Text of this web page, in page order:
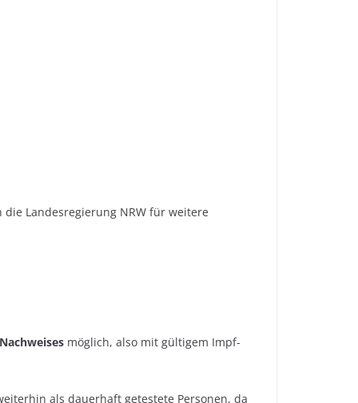
Landesregierung NRW für weitere
möglich, also mit gültigem Impf-
als dauerhaft getestete Personen, da